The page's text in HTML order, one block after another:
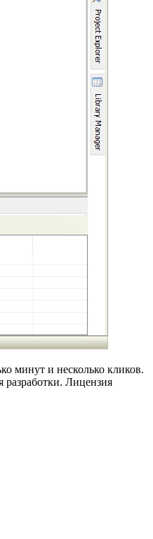
минут и несколько кликов.
Лицензия